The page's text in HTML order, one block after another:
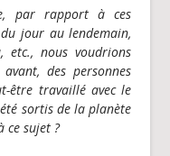
par rapport à ces
jour au lendemain,
etc., nous voudrions
des personnes
être travaillé avec le
sortis de la planète
ce sujet ?